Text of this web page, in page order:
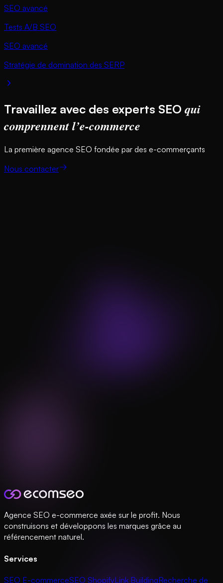
SEO avancé
Tests A/B SEO
SEO avancé
Stratégie de domination des SERP
Travaillez avec des experts SEO qui
comprennent l’e-commerce
La première agence SEO fondée par des e-commerçants
Nous contacter
Agence SEO e-commerce axée sur le profit. Nous
construisons et développons les marques grâce au
référencement naturel.
Services
SEO E-commerceSEO ShopifyLink BuildingRecherche de